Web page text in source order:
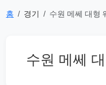
홈 경기 수원 메쎄 대형
수원 메쎄